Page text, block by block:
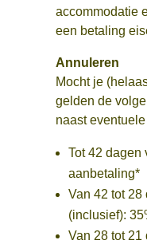
accommodatie
een betaling
Annuleren
Mocht je
gelden de
naast
Tot 42 dagen
aanbetaling*
Van 42 tot 28
(inclusief):
Van 28 tot 21